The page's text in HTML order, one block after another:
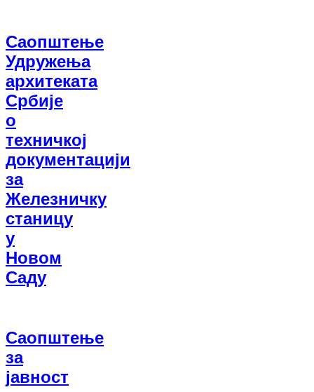
Саопштење
Удружења
архитеката
Србије
о
техничкој
документацији
за
Железничку
станицу
у
Новом
Саду
Саопштење
за
јавност